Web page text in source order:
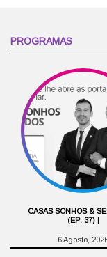
PROGRAMAS
CASAS SONHOS &
(EP. 37) |
6 Agosto,